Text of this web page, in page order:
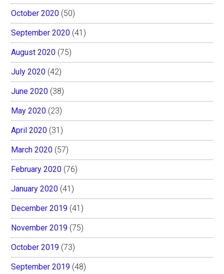
October 2020 (50)
September 2020 (41)
August 2020 (75)
July 2020 (42)
June 2020 (38)
May 2020 (23)
April 2020 (31)
March 2020 (57)
February 2020 (76)
January 2020 (41)
December 2019 (41)
November 2019 (75)
October 2019 (73)
September 2019 (48)